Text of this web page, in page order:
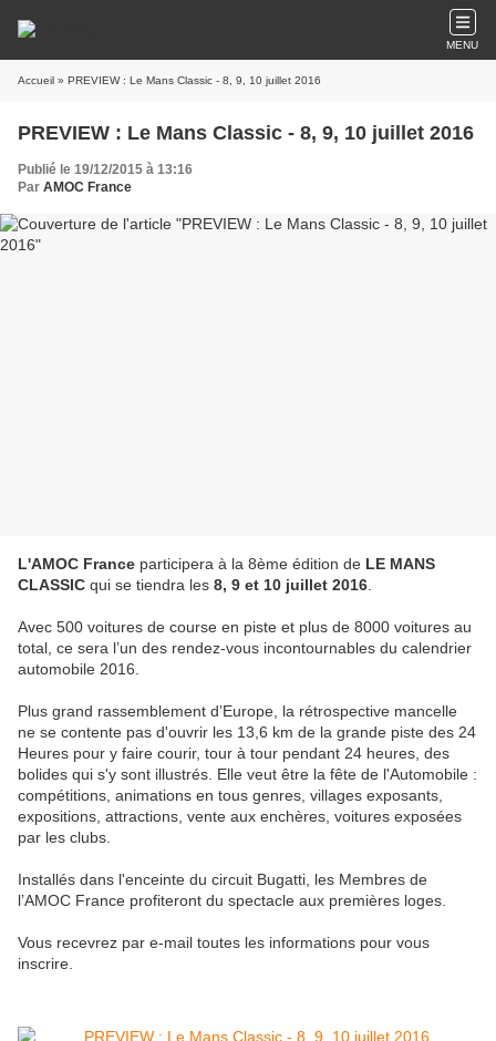
MENU
Accueil » PREVIEW : Le Mans Classic - 8, 9, 10 juillet 2016
PREVIEW : Le Mans Classic - 8, 9, 10 juillet 2016
Publié le 19/12/2015 à 13:16
Par AMOC France
L'AMOC France participera à la 8ème édition de LE MANS
CLASSIC qui se tiendra les 8, 9 et 10 juillet 2016
Avec 500 voitures de course en piste et plus de 8000 voitures au
total, ce sera l’un des rendez-vous incontournables du calendrier
automobile 2016.
Plus grand rassemblement d’Europe, la rétrospective mancelle
ne se contente pas d'ouvrir les 13,6 km de la grande piste des 24
Heures pour y faire courir, tour à tour pendant 24 heures, des
bolides qui s'y sont illustrés. Elle veut être la fête de l'Automobile :
compétitions, animations en tous genres, villages exposants,
expositions, attractions, vente aux enchères, voitures exposées
par les clubs.
Installés dans l'enceinte du circuit Bugatti, les Membres de
l’AMOC France profiteront du spectacle aux premières loges.
Vous recevrez par e-mail toutes les informations pour vous
inscrire.